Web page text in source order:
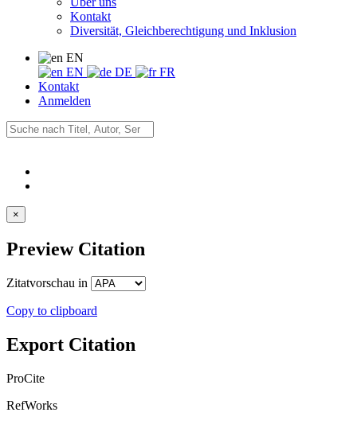
Kontakt
Diversität, Gleichberechtigung und Inklusion
EN
EN
DE
FR
Kontakt
Anmelden
×
Preview Citation
Zitatvorschau in
Copy to clipboard
Export Citation
ProCite
RefWorks